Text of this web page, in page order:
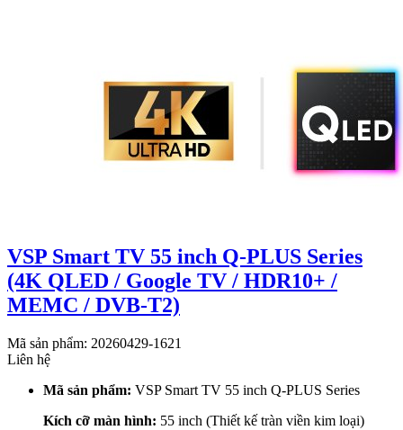
VSP Smart TV 55 inch Q-PLUS Series
(4K QLED / Google TV / HDR10+ /
MEMC / DVB-T2)
Mã sản phẩm: 20260429-1621
Liên hệ
Mã sản phẩm: VSP Smart TV 55 inch Q-PLUS Series
Kích cỡ màn hình: 55 inch (Thiết kế tràn viền kim loại)